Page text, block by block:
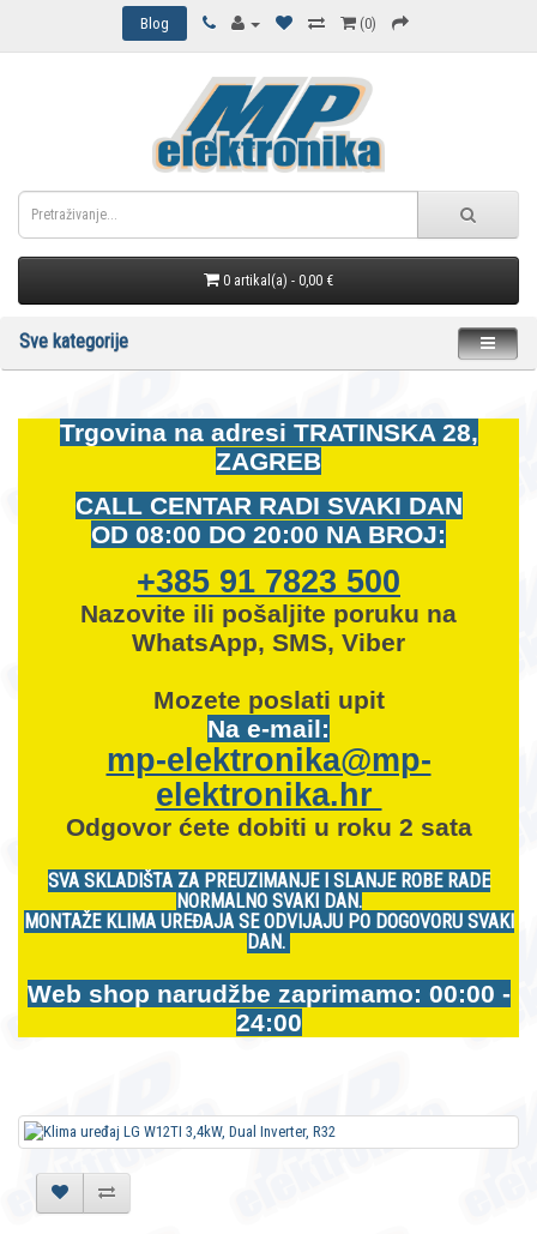
Blog (0)
0 artikal(a) - 0,00 €
Sve kategorije
Trgovina na adresi TRATINSKA 28,
ZAGREB
CALL CENTAR RADI SVAKI DAN
OD 08:00 DO 20:00 NA BROJ:
+385 91 7823 500
Nazovite ili pošaljite poruku na
WhatsApp, SMS, Viber
Mozete poslati upit
Na e-mail:
mp-elektronika@mp-
elektronika.hr
Odgovor ćete dobiti u roku 2 sata
SVA SKLADIŠTA ZA PREUZIMANJE I SLANJE ROBE RADE
NORMALNO SVAKI DAN.
MONTAŽE KLIMA UREĐAJA SE ODVIJAJU PO DOGOVORU SVAKI
DAN.
Web shop narudžbe zaprimamo: 00:00 -
24:00